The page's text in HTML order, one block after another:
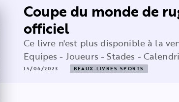
Coupe du monde de
officiel
Ce livre n'est plus disponible à la
Equipes - Joueurs - Stades -
14/06/2023 BEAUX-LIVRES SPORTS